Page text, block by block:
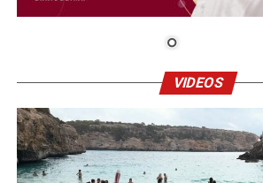
VIDEOS